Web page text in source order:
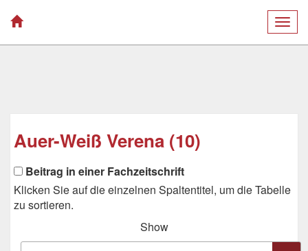
Auer-Weiß Verena (10)
Beitrag in einer Fachzeitschrift
Klicken Sie auf die einzelnen Spaltentitel, um die Tabelle
zu sortieren.
Show